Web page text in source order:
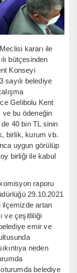
kararı ile
bütçesinden
Konseyi
sayılı belediye
Gelibolu Kent
ve bu ödeneğin
40 bin TL sinin
birlik, kurum vb.
uygun görülüp
birliği ile kabul
raporu
29.10.2021
ilçemizde artan
ve çeşitliliği
emir ve
neden
belediye